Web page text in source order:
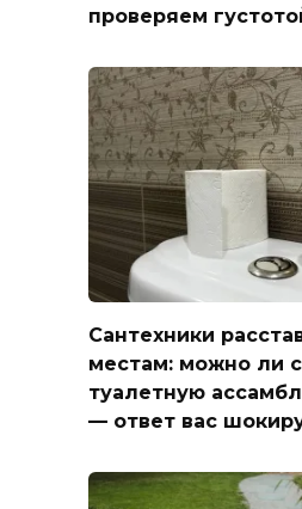
проверяем
Сантехники
местам: можно ли
туалетную
— ответ вас